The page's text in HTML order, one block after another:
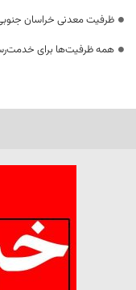
ظرفیت معدنی خراسان
همه ظرفیت‌ها برای